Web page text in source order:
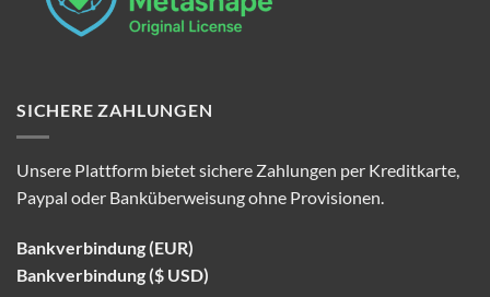
SICHERE ZAHLUNGEN
Unsere Plattform bietet sichere Zahlungen per Kreditkarte,
Paypal oder Banküberweisung ohne Provisionen.
Bankverbindung (EUR)
Bankverbindung ($ USD)